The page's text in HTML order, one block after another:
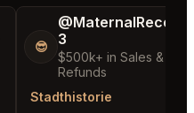
😎
3
$500k+ in Sales & Low
Refunds
Stadthistorie